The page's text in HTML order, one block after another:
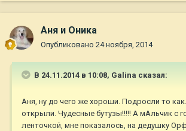
Аня и Оника
Опубликовано 24 ноября, 2014
В 24.11.2014 в 10:08, Galina сказал:
Аня, ну до чего же хороши. Подросли то
открыли. Чудесные бутузы!!!!! А мАльчик с
ленточкой, мне показалось, на дедушку